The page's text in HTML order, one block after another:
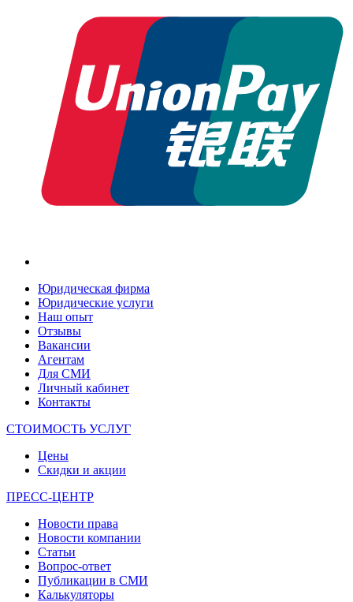
Юридическая фирма
Юридические услуги
Наш опыт
Отзывы
Вакансии
Агентам
Для СМИ
Личный кабинет
Контакты
СТОИМОСТЬ УСЛУГ
Цены
Скидки и акции
ПРЕСС-ЦЕНТР
Новости права
Новости компании
Статьи
Вопрос-ответ
Публикации в СМИ
Калькуляторы